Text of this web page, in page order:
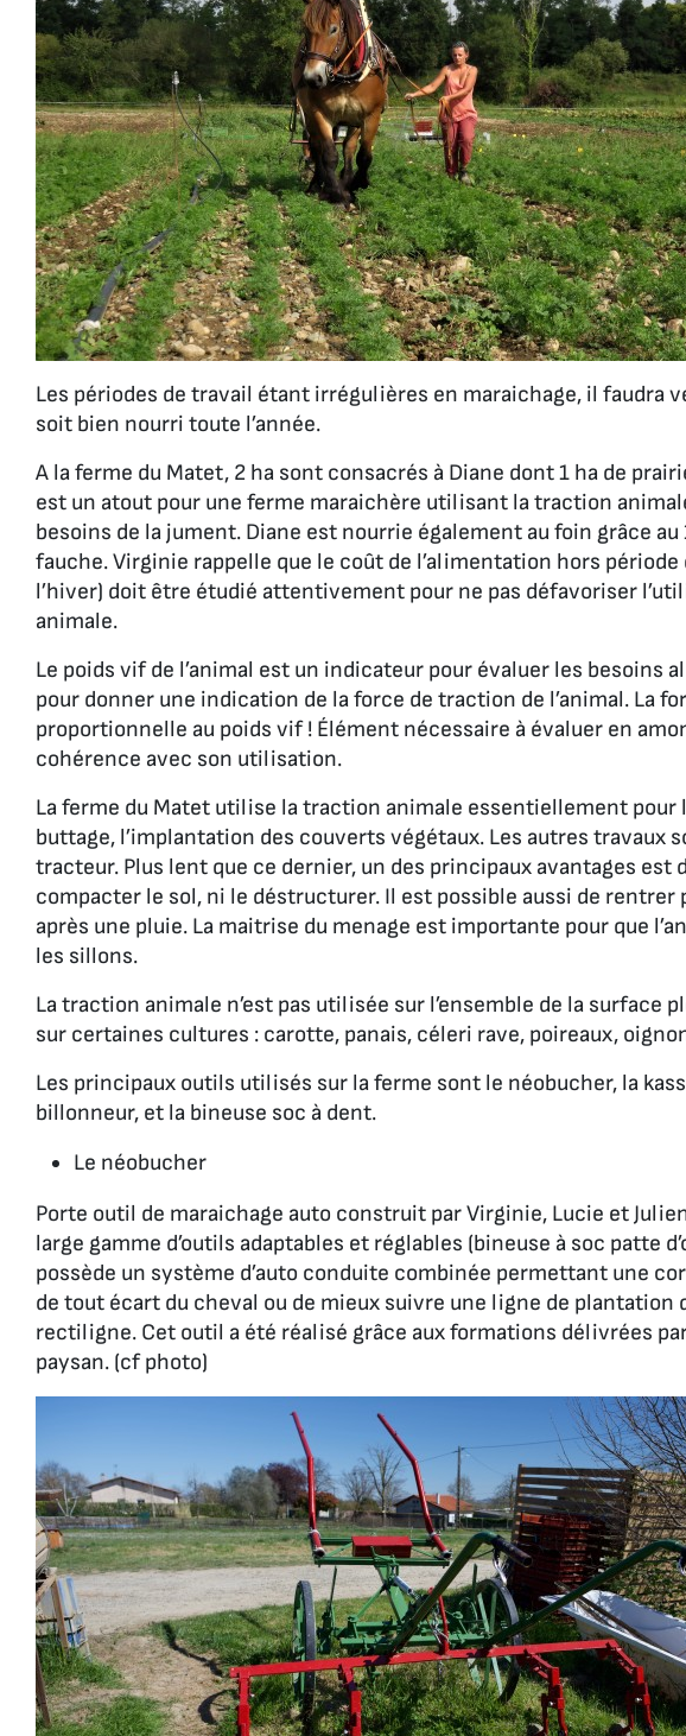
Les périodes de travail étant irrégulières en maraichage, il faudra
soit bien nourri toute l’année.
A la ferme du Matet, 2 ha sont consacrés à Diane dont 1 ha de
est un atout pour une ferme maraichère utilisant la traction
besoins de la jument. Diane est nourrie également au foin grâce au
fauche. Virginie rappelle que le coût de l’alimentation hors période
l’hiver) doit être étudié attentivement pour ne pas défavoriser
animale.
Le poids vif de l’animal est un indicateur pour évaluer les besoins
pour donner une indication de la force de traction de l’animal. La
proportionnelle au poids vif ! Élément nécessaire à évaluer en
cohérence avec son utilisation.
La ferme du Matet utilise la traction animale essentiellement pour
buttage, l’implantation des couverts végétaux. Les autres travaux
tracteur. Plus lent que ce dernier, un des principaux avantages est
compacter le sol, ni le déstructurer. Il est possible aussi de rentrer
après une pluie. La maitrise du menage est importante pour que
les sillons.
La traction animale n’est pas utilisée sur l’ensemble de la surface
sur certaines cultures : carotte, panais, céleri rave, poireaux,
Les principaux outils utilisés sur la ferme sont le néobucher, la
billonneur, et la bineuse soc à dent.
Le néobucher
Porte outil de maraichage auto construit par Virginie, Lucie et
large gamme d’outils adaptables et réglables (bineuse à soc patte
possède un système d’auto conduite combinée permettant une
de tout écart du cheval ou de mieux suivre une ligne de plantation
rectiligne. Cet outil a été réalisé grâce aux formations délivrées
paysan. (cf photo)